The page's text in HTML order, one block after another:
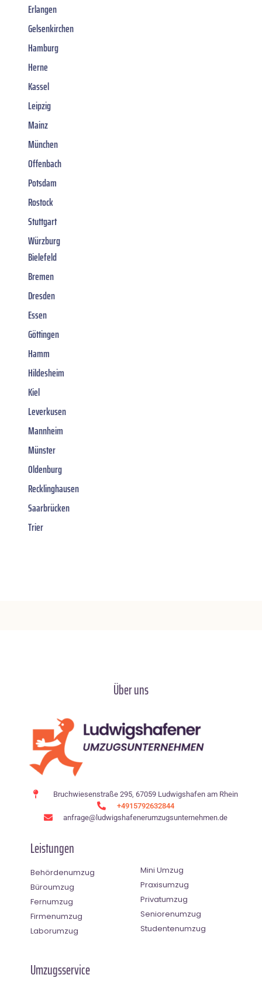
Erlangen
Gelsenkirchen
Hamburg
Herne
Kassel
Leipzig
Mainz
München
Offenbach
Potsdam
Rostock
Stuttgart
Würzburg
Bielefeld
Bremen
Dresden
Essen
Göttingen
Hamm
Hildesheim
Kiel
Leverkusen
Mannheim
Münster
Oldenburg
Recklinghausen
Saarbrücken
Trier
Über uns
Bruchwiesenstraße 295, 67059 Ludwigshafen am Rhein
+4915792632844
anfrage@ludwigshafenerumzugsunternehmen.de
Leistungen
Behördenumzug
Büroumzug
Fernumzug
Firmenumzug
Laborumzug
Mini Umzug
Praxisumzug
Privatumzug
Seniorenumzug
Studentenumzug
Umzugsservice